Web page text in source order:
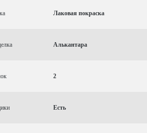
Лаковая покраска
Алькантара
2
Есть